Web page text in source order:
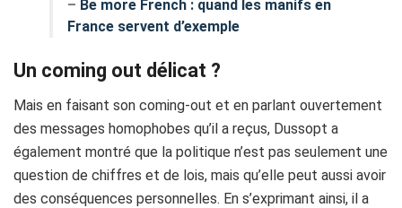
– Be more French : quand les manifs en
France servent d’exemple
Un coming out délicat ?
Mais en faisant son coming-out et en parlant ouvertement
des messages homophobes qu’il a reçus, Dussopt a
également montré que la politique n’est pas seulement une
question de chiffres et de lois, mais qu’elle peut aussi avoir
des conséquences personnelles. En s’exprimant ainsi, il a